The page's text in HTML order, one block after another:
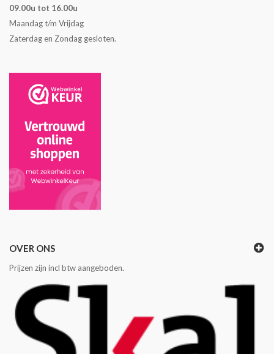
09.00u tot 16.00u
Maandag t/m Vrijdag
Zaterdag en Zondag gesloten.
OVER ONS
Prijzen zijn incl btw aangeboden.